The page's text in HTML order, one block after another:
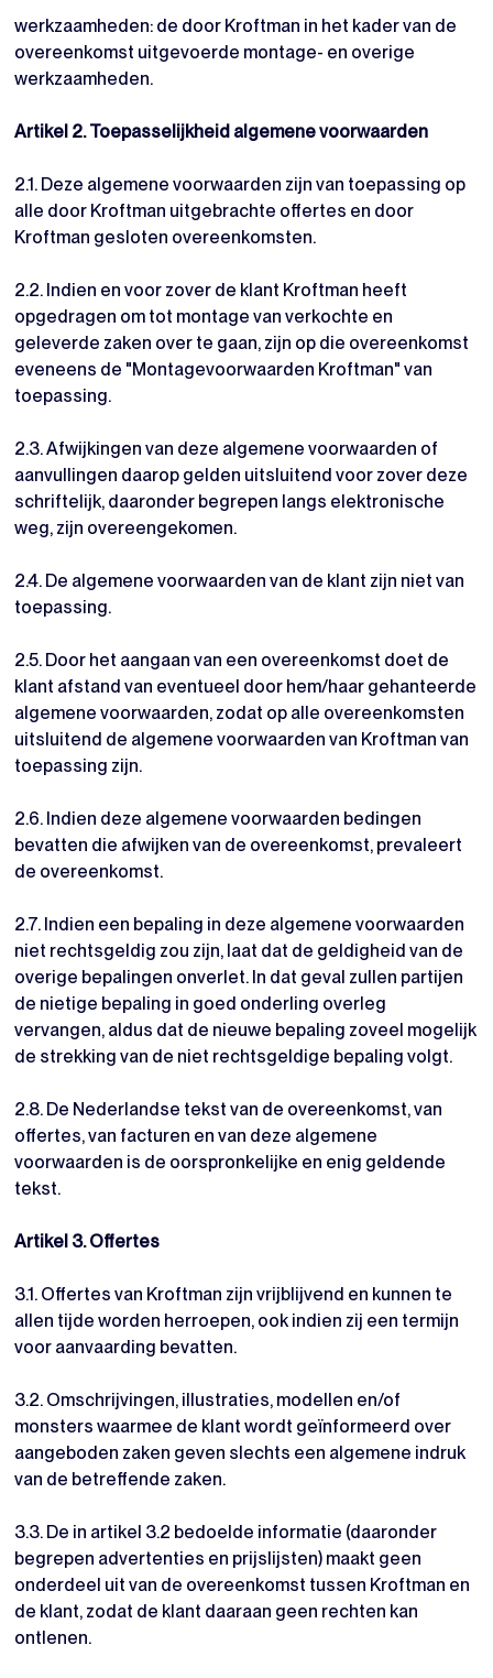
werkzaamheden: de door Kroftman in het kader van de
overeenkomst uitgevoerde montage- en overige
werkzaamheden.
Artikel 2. Toepasselijkheid algemene voorwaarden
2.1. Deze algemene voorwaarden zijn van toepassing op
alle door Kroftman uitgebrachte offertes en door
Kroftman gesloten overeenkomsten.
2.2. Indien en voor zover de klant Kroftman heeft
opgedragen om tot montage van verkochte en
geleverde zaken over te gaan, zijn op die overeenkomst
eveneens de "Montagevoorwaarden Kroftman" van
toepassing.
2.3. Afwijkingen van deze algemene voorwaarden of
aanvullingen daarop gelden uitsluitend voor zover deze
schriftelijk, daaronder begrepen langs elektronische
weg, zijn overeengekomen.
2.4. De algemene voorwaarden van de klant zijn niet van
toepassing.
2.5. Door het aangaan van een overeenkomst doet de
klant afstand van eventueel door hem/haar gehanteerde
algemene voorwaarden, zodat op alle overeenkomsten
uitsluitend de algemene voorwaarden van Kroftman van
toepassing zijn.
2.6. Indien deze algemene voorwaarden bedingen
bevatten die afwijken van de overeenkomst, prevaleert
de overeenkomst.
2.7. Indien een bepaling in deze algemene voorwaarden
niet rechtsgeldig zou zijn, laat dat de geldigheid van de
overige bepalingen onverlet. In dat geval zullen partijen
de nietige bepaling in goed onderling overleg
vervangen, aldus dat de nieuwe bepaling zoveel mogelijk
de strekking van de niet rechtsgeldige bepaling volgt.
2.8. De Nederlandse tekst van de overeenkomst, van
offertes, van facturen en van deze algemene
voorwaarden is de oorspronkelijke en enig geldende
tekst.
Artikel 3. Offertes
3.1. Offertes van Kroftman zijn vrijblijvend en kunnen te
allen tijde worden herroepen, ook indien zij een termijn
voor aanvaarding bevatten.
3.2. Omschrijvingen, illustraties, modellen en/of
monsters waarmee de klant wordt geïnformeerd over
aangeboden zaken geven slechts een algemene indruk
van de betreffende zaken.
3.3. De in artikel 3.2 bedoelde informatie (daaronder
begrepen advertenties en prijslijsten) maakt geen
onderdeel uit van de overeenkomst tussen Kroftman en
de klant, zodat de klant daaraan geen rechten kan
ontlenen.